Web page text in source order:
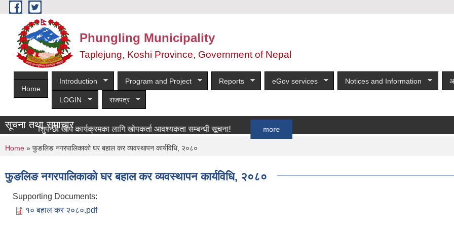
Skip to main content
Phungling Municipality
Taplejung, Koshi Province, Government of Nepal
Home
Introduction Program and Project Reports eGov services Notices and Information
LOGIN राजपत्र
सूचना तथा समाचार
पशुपन्छी खोप कार्यक्रमका लागि खोपकर्ता आवश्यकता सम्बन्धी सूचना!
You are here
Home » फुङलिङ नगरपालिकाको घर बहाल कर व्यवस्थापन कार्यविधि, २०८०
फुङलिङ नगरपालिकाको घर बहाल कर व्यवस्थापन कार्यविधि, २०८०
Supporting Documents:
१० बहाल कर २०८०.pdf